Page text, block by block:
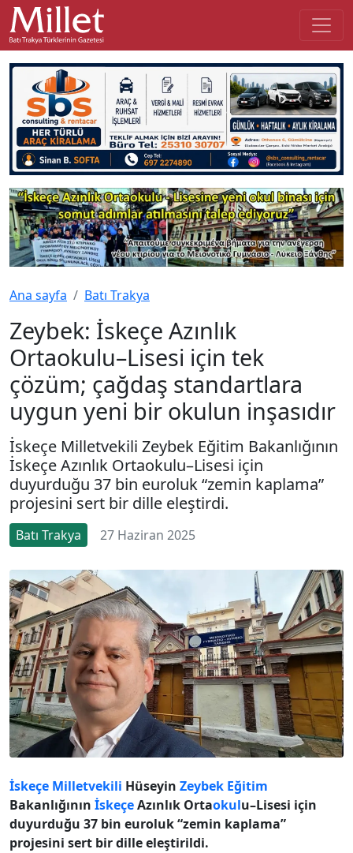
Ana sayfa Batı Trakya
Zeybek: İskeçe Azınlık
Ortaokulu–Lisesi için tek
çözüm; çağdaş standartlara
uygun yeni bir okulun inşasıdır
İskeçe Milletvekili Zeybek Eğitim Bakanlığının
İskeçe Azınlık Ortaokulu–Lisesi için
duyurduğu 37 bin euroluk “zemin kaplama”
projesini sert bir dille eleştirdi.
Batı Trakya 27 Haziran 2025
İskeçe Milletvekili Hüseyin Zeybek Eğitim
Bakanlığının İskeçeAzınlık Ortaokulu–Lisesi için
duyurduğu 37 bin euroluk “zemin kaplama”
projesini sert bir dille eleştirildi.